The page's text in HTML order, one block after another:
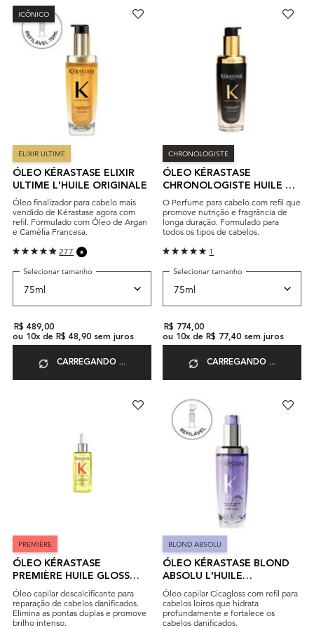
ICÔNICO
ELIXIR ULTIME
ÓLEO KÉRASTASE ELIXIR
ULTIME L'HUILE ORIGINALE
Óleo finalizador para cabelo mais
vendido de Kérastase agora com
refil. Formulado com Óleo de Argan
e Camélia Francesa.
277
Selecionar tamanho
R$ 489,00
ou 10x de R$ 48,90 sem juros
CARREGANDO ...
CHRONOLOGISTE
ÓLEO KÉRASTASE
CHRONOLOGISTE HUILE DE
PARFUM REVITALIZING
O Perfume para cabelo com refil que
promove nutrição e fragrância de
longa duração. Formulado para
todos os tipos de cabelos.
1
Selecionar tamanho
R$ 774,00
ou 10x de R$ 77,40 sem juros
CARREGANDO ...
PREMIÈRE
ÓLEO KÉRASTASE
PREMIÈRE HUILE GLOSS
RÉPARATRICE
Óleo capilar descalcificante para
reparação de cabelos danificados.
Elimina as pontas duplas e promove
brilho intenso.
BLOND ABSOLU
ÓLEO KÉRASTASE BLOND
ABSOLU L'HUILE
CICAGLOSS
Óleo capilar Cicagloss com refil para
cabelos loiros que hidrata
profundamente e fortalece os
cabelos danificados.